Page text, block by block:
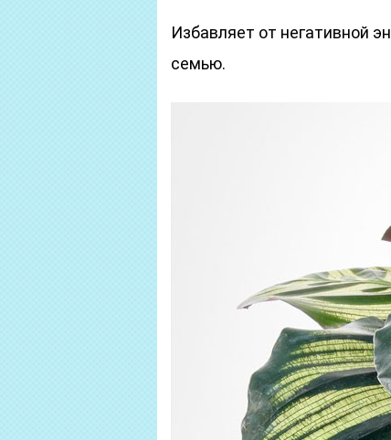
Избавляет от негативной
семью.